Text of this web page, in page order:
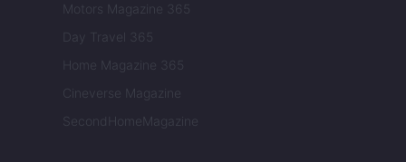
Motors Magazine 365
Day Travel 365
Home Magazine 365
Cineverse Magazine
SecondHomeMagazine